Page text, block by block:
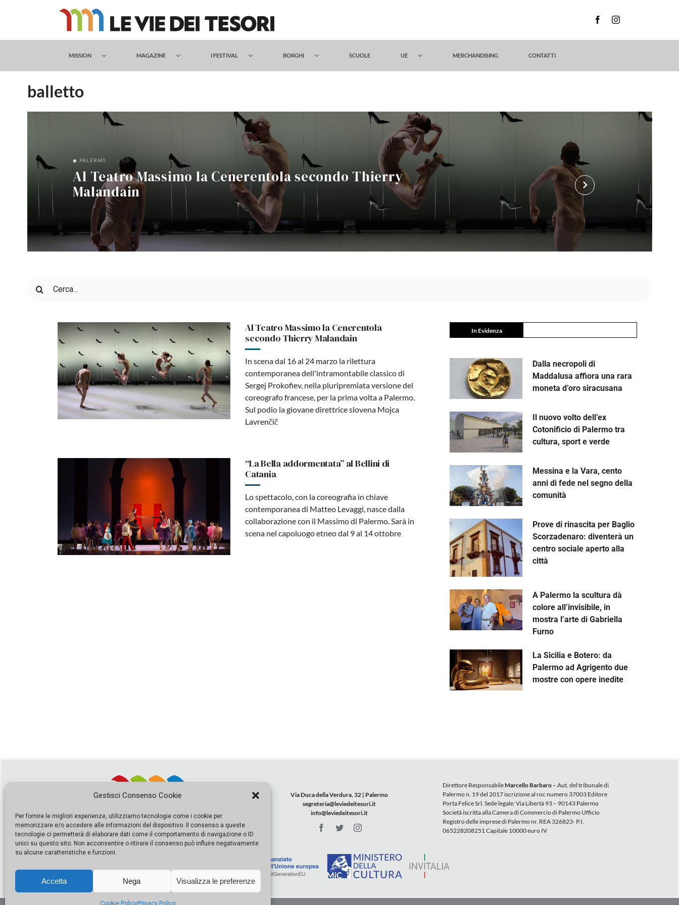
Gestisci Consenso Cookie
Per fornire le migliori esperienze, utilizziamo tecnologie come i cookie per
memorizzare e/o accedere alle informazioni del dispositivo. Il consenso a queste
tecnologie ci permetterà di elaborare dati come il comportamento di navigazione o ID
unici su questo sito. Non acconsentire o ritirare il consenso può influire negativamente
su alcune caratteristiche e funzioni.
Accetta Nega Visualizza le preferenze
Cookie PolicyPrivacy Policy
MISSION MAGAZINE I FESTIVAL BORGHI SCUOLE UE MERCHANDISING CONTATTI
balletto
◉ PALERMO
Al Teatro Massimo la Cenerentola secondo Thierry
Malandain
keyboard_arrow_right
per:
Al Teatro Massimo la Cenerentola
secondo Thierry Malandain
In scena dal 16 al 24 marzo la rilettura
contemporanea dell'intramontabile classico di
Sergej Prokofiev, nella pluripremiata versione del
coreografo francese, per la prima volta a Palermo.
Sul podio la giovane direttrice slovena Mojca
Lavrenčič
“La Bella addormentata” al Bellini di
Catania
Lo spettacolo, con la coreografia in chiave
contemporanea di Matteo Levaggi, nasce dalla
collaborazione con il Massimo di Palermo. Sarà in
scena nel capoluogo etneo dal 9 al 14 ottobre
In Evidenza
Dalla necropoli di
Maddalusa affiora una rara
moneta d’oro siracusana
Il nuovo volto dell’ex
Cotonificio di Palermo tra
cultura, sport e verde
Messina e la Vara, cento
anni di fede nel segno della
comunità
Prove di rinascita per Baglio
Scorzadenaro: diventerà un
centro sociale aperto alla
città
A Palermo la scultura dà
colore all’invisibile, in
mostra l’arte di Gabriella
Furno
La Sicilia e Botero: da
Palermo ad Agrigento due
mostre con opere inedite
Via Duca della Verdura, 32 | Palermo
segreteria@leviedeitesori.it
info@leviedeitesori.it
Direttore ResponsabileMarcello Barbaro– Aut. del tribunale di
Palermo n. 19 del 2017 iscrizione al roc numero 37003 Editore
Porta Felice Srl. Sede legale: Via Libertà 93 – 90143 Palermo
Società iscritta alla Camera di Commercio di Palermo Ufficio
Registro delle imprese di Palermo nr. REA 326823- P.I.
065228208251 Capitale 10000 euro IV